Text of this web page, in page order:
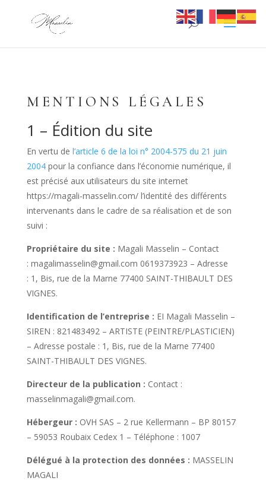
MENTIONS LÉGALES
1 – Édition du site
En vertu de l’article 6 de la loi n° 2004-575 du 21 juin
2004 pour la confiance dans l’économie numérique, il
est précisé aux utilisateurs du site internet
https://magali-masselin.com/ l’identité des différents
intervenants dans le cadre de sa réalisation et de son
suivi :
Propriétaire du site : Magali Masselin – Contact
: magalimasselin@gmail.com 0619373923 – Adresse
: 1, Bis, rue de la Marne 77400 SAINT-THIBAULT DES
VIGNES.
Identification de l’entreprise : EI Magali Masselin –
SIREN : 821483492 – ARTISTE (PEINTRE/PLASTICIEN)
– Adresse postale : 1, Bis, rue de la Marne 77400
SAINT-THIBAULT DES VIGNES.
Directeur de la publication : Contact :
masselinmagali@gmail.com.
Hébergeur : OVH SAS – 2 rue Kellermann – BP 80157
– 59053 Roubaix Cedex 1 – Téléphone : 1007
Délégué à la protection des données : MASSELIN
MAGALI